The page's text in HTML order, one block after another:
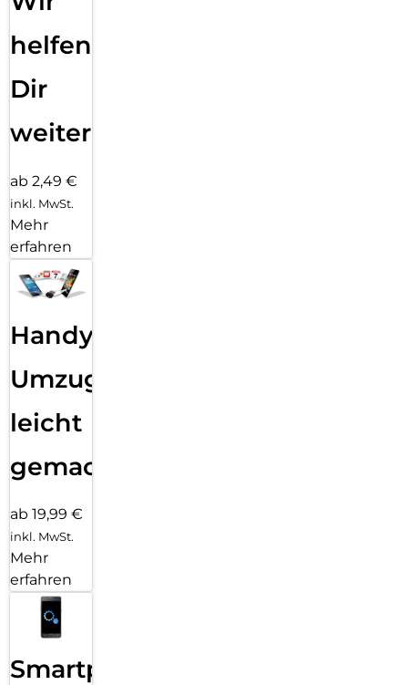
helfen
Dir
weiter
ab 2,49 €
inkl. MwSt.
Mehr
erfahren
Handy
Umzug
leicht
gemacht!
ab 19,99 €
inkl. MwSt.
Mehr
erfahren
Smartphone